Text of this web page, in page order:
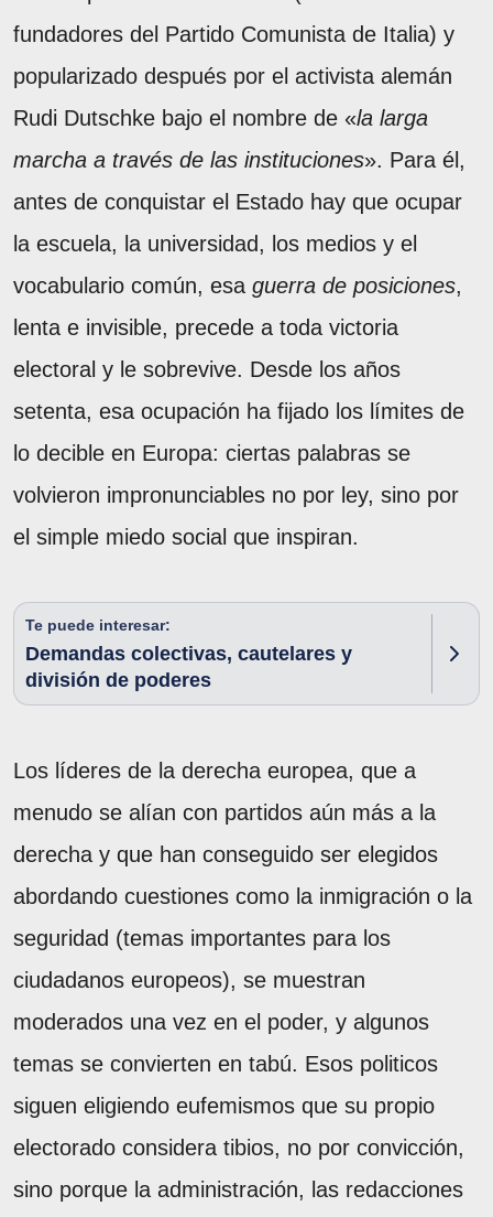
fundadores del Partido Comunista de Italia) y
popularizado después por el activista alemán
Rudi Dutschke bajo el nombre de «la larga
marcha a través de las instituciones». Para él,
antes de conquistar el Estado hay que ocupar
la escuela, la universidad, los medios y el
vocabulario común, esa guerra de posiciones,
lenta e invisible, precede a toda victoria
electoral y le sobrevive. Desde los años
setenta, esa ocupación ha fijado los límites de
lo decible en Europa: ciertas palabras se
volvieron impronunciables no por ley, sino por
el simple miedo social que inspiran.
Te puede interesar:
Demandas colectivas, cautelares y
división de poderes
Los líderes de la derecha europea, que a
menudo se alían con partidos aún más a la
derecha y que han conseguido ser elegidos
abordando cuestiones como la inmigración o la
seguridad (temas importantes para los
ciudadanos europeos), se muestran
moderados una vez en el poder, y algunos
temas se convierten en tabú. Esos politicos
siguen eligiendo eufemismos que su propio
electorado considera tibios, no por convicción,
sino porque la administración, las redacciones